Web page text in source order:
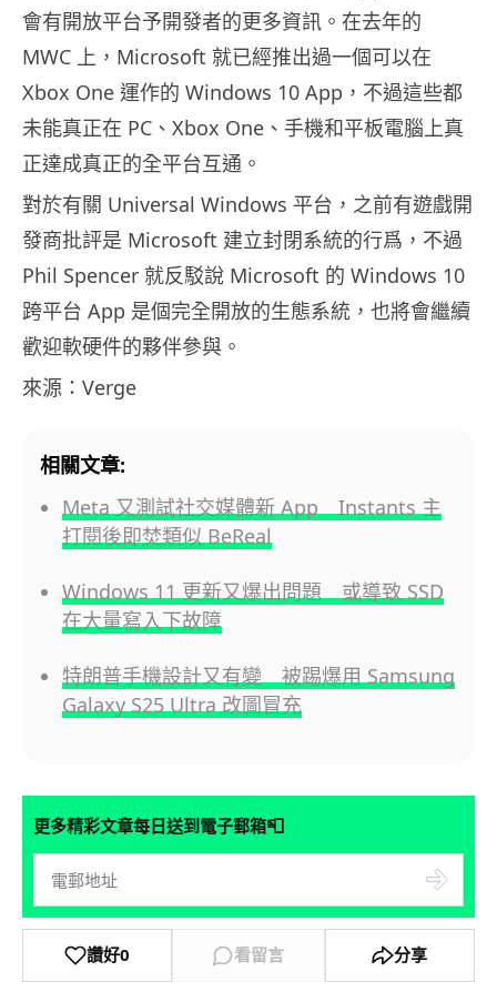
會有開放平台予開發者的更多資訊。在去年的
MWC 上，Microsoft 就已經推出過一個可以在
Xbox One 運作的 Windows 10 App，不過這些都
未能真正在 PC、Xbox One、手機和平板電腦上真
正達成真正的全平台互通。
對於有關 Universal Windows 平台，之前有遊戲開
發商批評是 Microsoft 建立封閉系統的行爲，不過
Phil Spencer 就反駁說 Microsoft 的 Windows 10
跨平台 App 是個完全開放的生態系統，也將會繼續
歡迎軟硬件的夥伴參與。
來源：Verge
相關文章:
Meta 又測試社交媒體新 App Instants 主
打閱後即焚類似 BeReal
Windows 11 更新又爆出問題 或導致 SSD
在大量寫入下故障
特朗普手機設計又有變 被踢爆用 Samsung
Galaxy S25 Ultra 改圖冒充
更多精彩文章每日送到電子郵箱📮
讚好0 看留言 分享